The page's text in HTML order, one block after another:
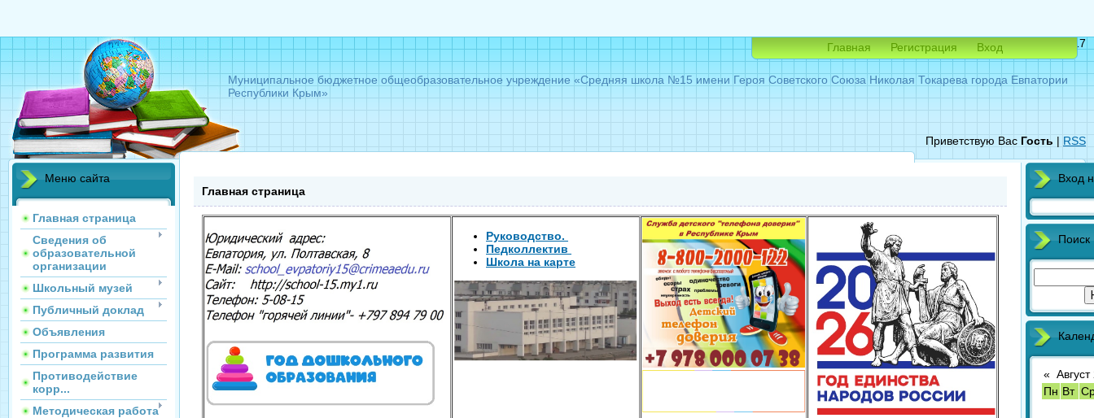
Четверг, 06.08.2026, 03:17
Приветствую Вас Гость | RSS
Муниципальное бюджетное общеобразовательное учреждение «Средняя школа №15 имени Героя Советского Союза Николая Токарева города Евпатории
Республики Крым»
Главная Регистрация Вход
Меню сайта
Главная страница
Сведения об
образовательной
организации
Школьный музей
Публичный доклад
Объявления
Программа развития
Противодействие
корр...
Методическая работа
Главная страница
Руководство.
Педколлектив
Школа на карте
Вход
Поиск
«
Пн Вт